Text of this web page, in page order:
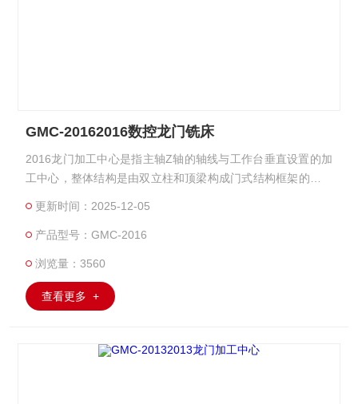
GMC-20162016数控龙门铣床
2016龙门加工中心是指主轴Z轴的轴线与工作台垂直设置的加
工中心，整体结构是由双立柱和顶梁构成门式结构框架的大型
更新时间：2025-12-05
产品型号：GMC-2016
浏览量：3560
查看更多 +